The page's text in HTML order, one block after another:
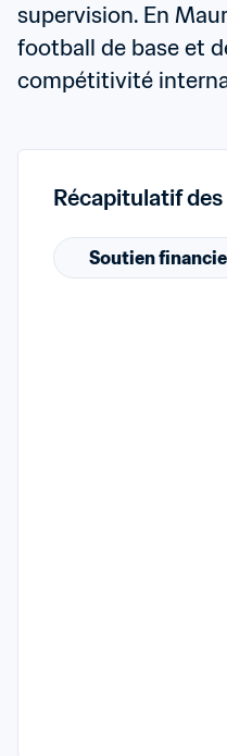
supervision. En
football de base et
compétitivité
Récapitulatif
Soutien